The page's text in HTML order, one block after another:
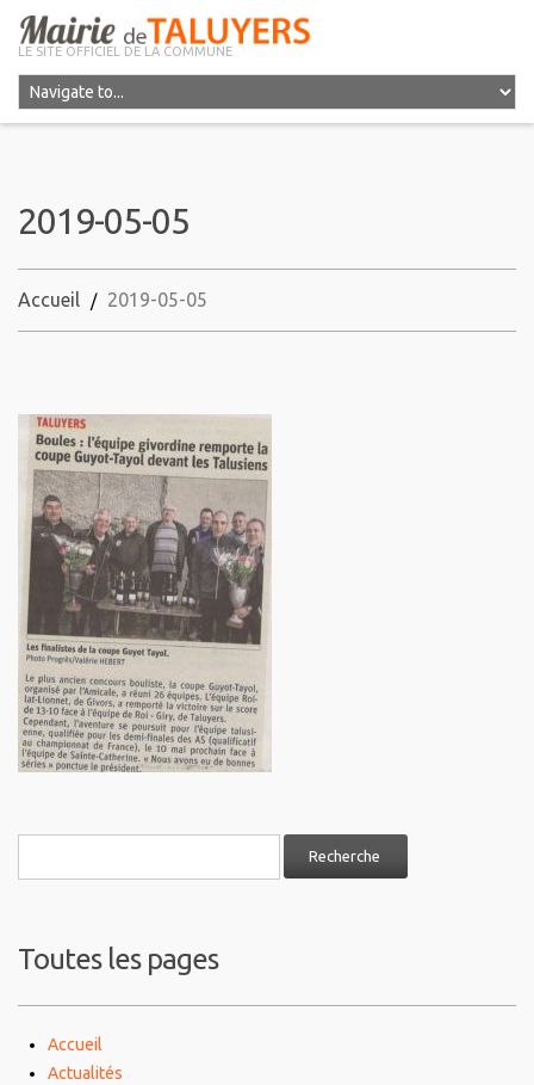
LE SITE OFFICIEL DE LA COMMUNE
2019-05-05
Accueil 2019-05-05
Toutes les pages
Accueil
Actualités